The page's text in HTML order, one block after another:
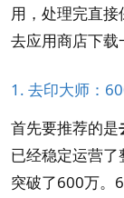
用，处理完直
去应用商店下载
1. 去印大师：
首先要推荐的是
已经稳定运营
突破了600万。